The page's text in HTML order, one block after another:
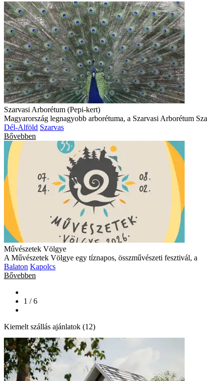
Szarvasi Arborétum (Pepi-kert)
Magyarország legnagyobb arborétuma, a Szarvasi Arborétum Sza
Dél-Alföld Szarvas
Bővebben
Művészetek Völgye
A Művészetek Völgye egy tíznapos, összművészeti fesztivál, a
Balaton Kapolcs
Bővebben
1 / 6
Kiemelt szállás ajánlatok (12)